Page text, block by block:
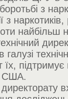
з
з
найбільш
галузі
їх,
США.
директорату